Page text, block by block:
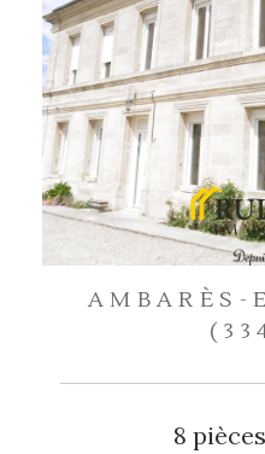
AMBARÈS-
8